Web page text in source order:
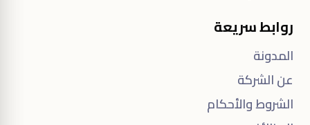
روابط سريعة
المدونة
عن الشركة
الشروط والأحكام